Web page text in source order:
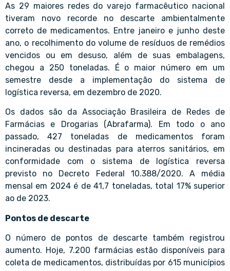
As 29 maiores redes do varejo farmacêutico nacional
tiveram novo recorde no descarte ambientalmente
correto de medicamentos. Entre janeiro e junho deste
ano, o recolhimento do volume de resíduos de remédios
vencidos ou em desuso, além de suas embalagens,
chegou a 250 toneladas. É o maior número em um
semestre desde a implementação do sistema de
logística reversa, em dezembro de 2020.
Os dados são da Associação Brasileira de Redes de
Farmácias e Drogarias (Abrafarma). Em todo o ano
passado, 427 toneladas de medicamentos foram
incineradas ou destinadas para aterros sanitários, em
conformidade com o sistema de logística reversa
previsto no Decreto Federal 10.388/2020. A média
mensal em 2024 é de 41,7 toneladas, total 17% superior
ao de 2023.
Pontos de descarte
O número de pontos de descarte também registrou
aumento. Hoje, 7.200 farmácias estão disponíveis para
coleta de medicamentos, distribuídas por 615 municípios